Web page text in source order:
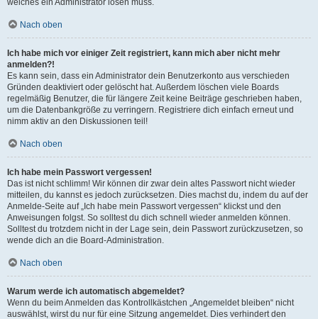
welches ein Administrator lösen muss.
Nach oben
Ich habe mich vor einiger Zeit registriert, kann mich aber nicht mehr
anmelden?!
Es kann sein, dass ein Administrator dein Benutzerkonto aus verschieden
Gründen deaktiviert oder gelöscht hat. Außerdem löschen viele Boards
regelmäßig Benutzer, die für längere Zeit keine Beiträge geschrieben haben,
um die Datenbankgröße zu verringern. Registriere dich einfach erneut und
nimm aktiv an den Diskussionen teil!
Nach oben
Ich habe mein Passwort vergessen!
Das ist nicht schlimm! Wir können dir zwar dein altes Passwort nicht wieder
mitteilen, du kannst es jedoch zurücksetzen. Dies machst du, indem du auf der
Anmelde-Seite auf „Ich habe mein Passwort vergessen“ klickst und den
Anweisungen folgst. So solltest du dich schnell wieder anmelden können.
Solltest du trotzdem nicht in der Lage sein, dein Passwort zurückzusetzen, so
wende dich an die Board-Administration.
Nach oben
Warum werde ich automatisch abgemeldet?
Wenn du beim Anmelden das Kontrollkästchen „Angemeldet bleiben“ nicht
auswählst, wirst du nur für eine Sitzung angemeldet. Dies verhindert den